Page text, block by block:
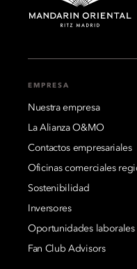
EMPRESA
Nuestra empresa
La Alianza O&MO
Contactos empresariales
Oficinas comerciales
Sostenibilidad
Inversores
Oportunidades laborales
Fan Club Advisors